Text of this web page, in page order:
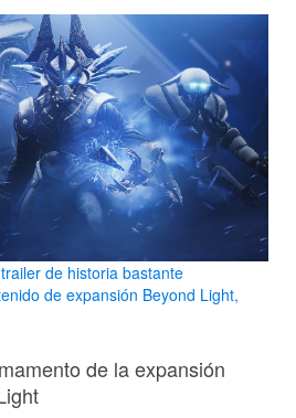
de historia bastante
de expansión Beyond Light,
de la expansión